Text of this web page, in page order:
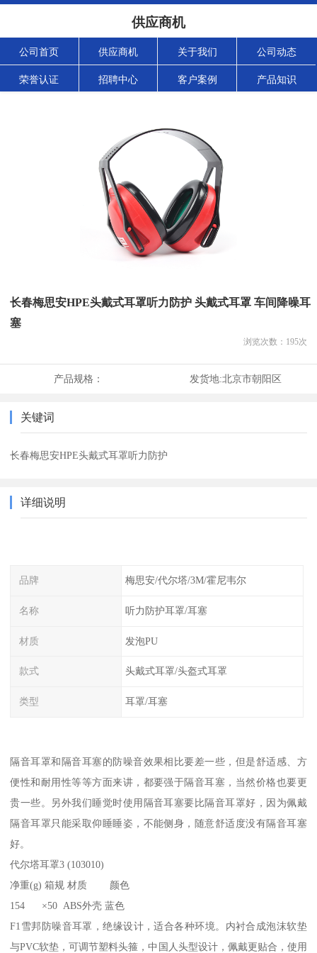
供应商机
公司首页 供应商机 关于我们 公司动态
荣誉认证 招聘中心 客户案例 产品知识
长春梅思安HPE头戴式耳罩听力防护 头戴式耳罩 车间降噪耳
塞
浏览次数： 195次
产品规格： 发货地:北京市朝阳区
关键词
长春梅思安HPE头戴式耳罩听力防护
详细说明
品牌 梅思安/代尔塔/3M/霍尼韦尔
名称 听力防护耳罩/耳塞
材质 发泡PU
款式 头戴式耳罩/头盔式耳罩
类型 耳罩/耳塞
隔音耳罩和隔音耳塞的防噪音效果相比要差一些，但是舒适感、方
便性和耐用性等等方面来讲，都要强于隔音耳塞，当然价格也要更
贵一些。另外我们睡觉时使用隔音耳塞要比隔音耳罩好，因为佩戴
隔音耳罩只能采取仰睡睡姿，不能侧身，随意舒适度没有隔音耳塞
好。
代尔塔耳罩3 (103010)
净重(g) 箱规 材质 颜色
154 ×50 ABS外壳 蓝色
F1雪邦防噪音耳罩，绝缘设计，适合各种环境。内衬合成泡沫软垫
与PVC软垫，可调节塑料头箍，中国人头型设计，佩戴更贴合，使用